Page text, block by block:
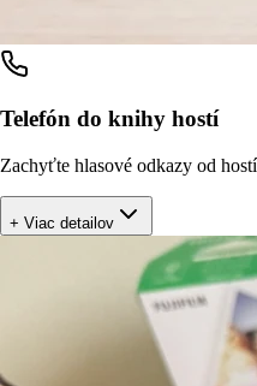
Telefón do knihy hostí
Zachyťte hlasové odkazy od hostí
+ Viac detailov